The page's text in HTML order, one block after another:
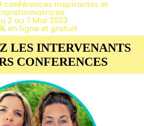
conférences inspirantes et
2 au 7 Mai 2023
en ligne et gratuit
LES INTERVENANTS
CONFERENCES